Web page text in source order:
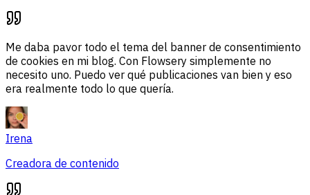
Me daba pavor todo el tema del banner de consentimiento
de cookies en mi blog. Con Flowsery simplemente no
necesito uno. Puedo ver qué publicaciones van bien y eso
era realmente todo lo que quería.
Irena
Creadora de contenido